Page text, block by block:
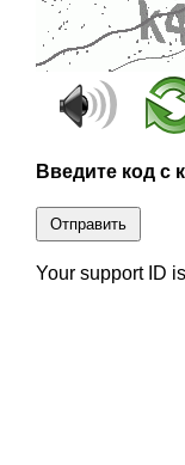
Введите код с
Отправить
Your support ID